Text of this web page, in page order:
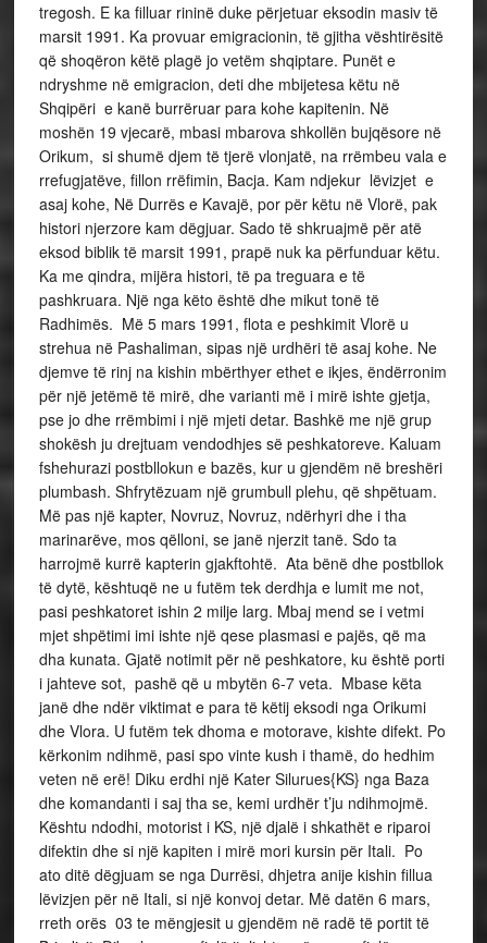
tregosh. E ka filluar rininë duke përjetuar eksodin masiv të
marsit 1991. Ka provuar emigracionin, të gjitha vështirësitë
që shoqëron këtë plagë jo vetëm shqiptare. Punët e
ndryshme në emigracion, deti dhe mbijetesa këtu në
Shqipëri e kanë burrëruar para kohe kapitenin. Në
moshën 19 vjecarë, mbasi mbarova shkollën bujqësore në
Orikum, si shumë djem të tjerë vlonjatë, na rrëmbeu vala e
rrefugjatëve, fillon rrëfimin, Bacja. Kam ndjekur lëvizjet e
asaj kohe, Në Durrës e Kavajë, por për këtu në Vlorë, pak
histori njerzore kam dëgjuar. Sado të shkruajmë për atë
eksod biblik të marsit 1991, prapë nuk ka përfunduar këtu.
Ka me qindra, mijëra histori, të pa treguara e të
pashkruara. Një nga këto është dhe mikut tonë të
Radhimës. Më 5 mars 1991, flota e peshkimit Vlorë u
strehua në Pashaliman, sipas një urdhëri të asaj kohe. Ne
djemve të rinj na kishin mbërthyer ethet e ikjes, ëndërronim
për një jetëmë të mirë, dhe varianti më i mirë ishte gjetja,
pse jo dhe rrëmbimi i një mjeti detar. Bashkë me një grup
shokësh ju drejtuam vendodhjes së peshkatoreve. Kaluam
fshehurazi postbllokun e bazës, kur u gjendëm në breshëri
plumbash. Shfrytëzuam një grumbull plehu, që shpëtuam.
Më pas një kapter, Novruz, Novruz, ndërhyri dhe i tha
marinarëve, mos qëlloni, se janë njerzit tanë. Sdo ta
harrojmë kurrë kapterin gjakftohtë. Ata bënë dhe postbllok
të dytë, kështuqë ne u futëm tek derdhja e lumit me not,
pasi peshkatoret ishin 2 milje larg. Mbaj mend se i vetmi
mjet shpëtimi imi ishte një qese plasmasi e pajës, që ma
dha kunata. Gjatë notimit për në peshkatore, ku është porti
i jahteve sot, pashë që u mbytën 6-7 veta. Mbase këta
janë dhe ndër viktimat e para të këtij eksodi nga Orikumi
dhe Vlora. U futëm tek dhoma e motorave, kishte difekt. Po
kërkonim ndihmë, pasi spo vinte kush i thamë, do hedhim
veten në erë! Diku erdhi një Kater Silurues{KS} nga Baza
dhe komandanti i saj tha se, kemi urdhër t’ju ndihmojmë.
Kështu ndodhi, motorist i KS, një djalë i shkathët e riparoi
difektin dhe si një kapiten i mirë mori kursin për Itali. Po
ato ditë dëgjuam se nga Durrësi, dhjetra anije kishin fillua
lëvizjen për në Itali, si një konvoj detar. Më datën 6 mars,
rreth orës 03 te mëngjesit u gjendëm në radë të portit të